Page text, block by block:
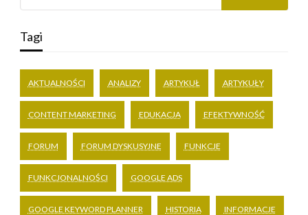
Tagi
AKTUALNOŚCI ANALIZY ARTYKUŁ ARTYKUŁY
CONTENT MARKETING EDUKACJA EFEKTYWNOŚĆ
FORUM FORUM DYSKUSYJNE FUNKCJE
FUNKCJONALNOŚCI GOOGLE ADS
GOOGLE KEYWORD PLANNER HISTORIA INFORMACJE